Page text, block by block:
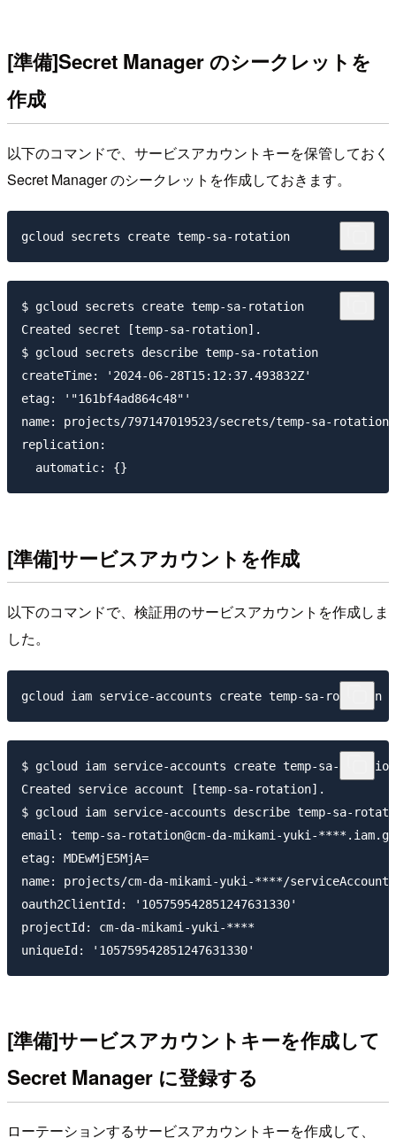
[準備]Secret Manager のシークレットを
作成
以下のコマンドで、サービスアカウントキーを保管しておく
Secret Manager のシークレットを作成しておきます。
$ gcloud secrets create temp-sa-rotation
Created secret [temp-sa-rotation].
$ gcloud secrets describe temp-sa-rotation
createTime: '2024-06-28T15:12:37.493832Z'
etag: '"161bf4ad864c48"'
name: projects/797147019523/secrets/temp-sa-rotation
replication:
[準備]サービスアカウントを作成
以下のコマンドで、検証用のサービスアカウントを作成しま
した。
$ gcloud iam service-accounts create temp-sa-rotation
Created service account [temp-sa-rotation].
$ gcloud iam service-accounts describe temp-sa-
email: temp-sa-rotation@cm-da-mikami-yuki-
etag: MDEwMjE5MjA=
name: projects/cm-da-mikami-yuki-****/
oauth2ClientId: '105759542851247631330'
projectId: cm-da-mikami-yuki-****
[準備]サービスアカウントキーを作成して
Secret Manager に登録する
ローテーションするサービスアカウントキーを作成して、